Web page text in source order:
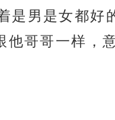
是男是女都好
他哥哥一样，